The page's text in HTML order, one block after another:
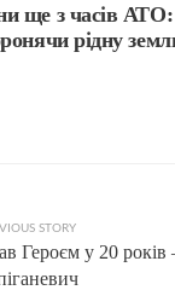
ще з часів АТО:
рідну
STORY
Героєм у 20 років